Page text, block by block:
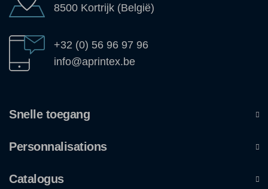
8500 Kortrijk (België)
+32 (0) 56 96 97 96
info@aprintex.be
Snelle toegang
Personnalisations
Catalogus